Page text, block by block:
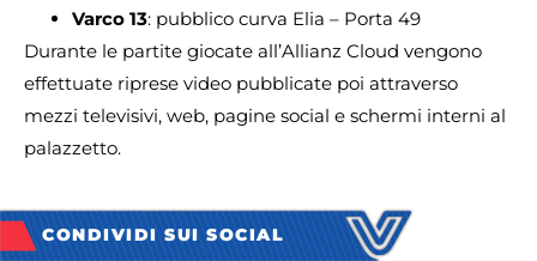
Varco 13: pubblico curva Elia – Porta 49
Durante le partite giocate all’Allianz Cloud vengono
effettuate riprese video pubblicate poi attraverso
mezzi televisivi, web, pagine social e schermi interni al
palazzetto.
CONDIVIDI SUI SOCIAL